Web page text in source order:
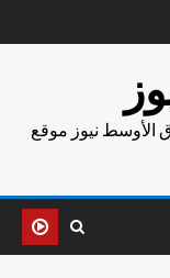
الأوسط نيوز موقع